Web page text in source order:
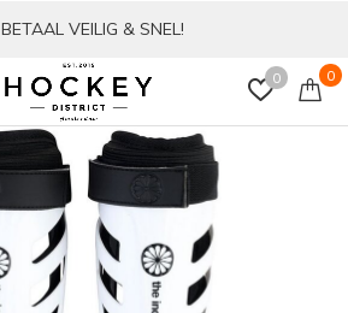
0 0
BETAAL VEILIG & SNEL!